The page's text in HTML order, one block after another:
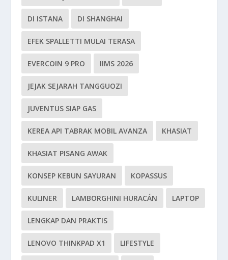
DI ISTANA DI SHANGHAI
EFEK SPALLETTI MULAI TERASA
EVERCOIN 9 PRO IIMS 2026
JEJAK SEJARAH TANGGUOZI
JUVENTUS SIAP GAS
KEREA API TABRAK MOBIL AVANZA KHASIAT
KHASIAT PISANG AWAK
KONSEP KEBUN SAYURAN KOPASSUS
KULINER LAMBORGHINI HURACÁN LAPTOP
LENGKAP DAN PRAKTIS
LENOVO THINKPAD X1 LIFESTYLE